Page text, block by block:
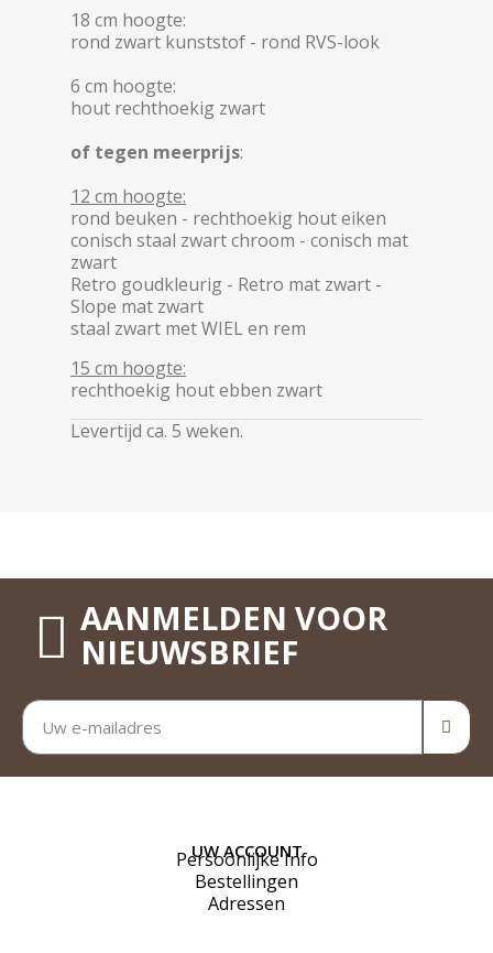
18 cm hoogte:
rond zwart kunststof - rond RVS-look
6 cm hoogte:
hout rechthoekig zwart
of tegen meerprijs:
12 cm hoogte:
rond beuken - rechthoekig hout eiken
conisch staal zwart chroom - conisch mat
zwart
Retro goudkleurig - Retro mat zwart -
Slope mat zwart
staal zwart met WIEL en rem
15 cm hoogte:
rechthoekig hout ebben zwart
Levertijd ca. 5 weken.
AANMELDEN VOOR
NIEUWSBRIEF
UW ACCOUNT
Persoonlijke Info
Bestellingen
Adressen